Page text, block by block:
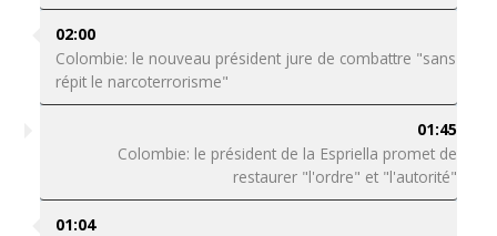
02:00
Colombie: le nouveau président jure de combattre "sans
répit le narcoterrorisme"
01:45
Colombie: le président de la Espriella promet de
restaurer "l'ordre" et "l'autorité"
01:04